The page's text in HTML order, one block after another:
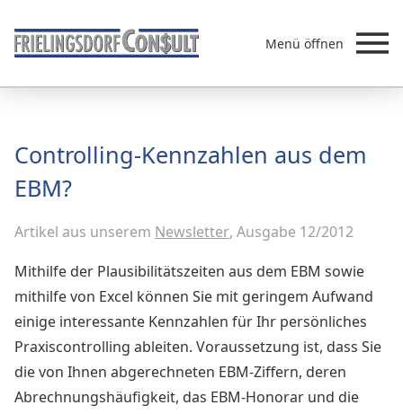
Menü öffnen
Beratung
Leistungen
Akademie
MVZ/Ärztenetze
Über uns
Newsletter & Presse
Controlling-Kennzahlen aus dem
EBM?
Artikel aus unserem Newsletter, Ausgabe 12/2012
Mithilfe der Plausibilitätszeiten aus dem EBM sowie
mithilfe von Excel können Sie mit geringem Aufwand
einige interessante Kennzahlen für Ihr persönliches
Praxiscontrolling ableiten. Voraussetzung ist, dass Sie
die von Ihnen abgerechneten EBM-Ziffern, deren
Abrechnungshäufigkeit, das EBM-Honorar und die